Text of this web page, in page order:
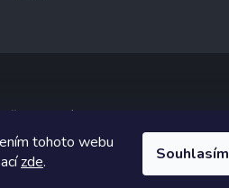
tohoto webu
zde. Souhlasím
. Všechna práva vyhrazena.
Tomáš Hlad&